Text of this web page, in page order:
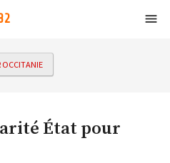
OCCITANIE
État pour